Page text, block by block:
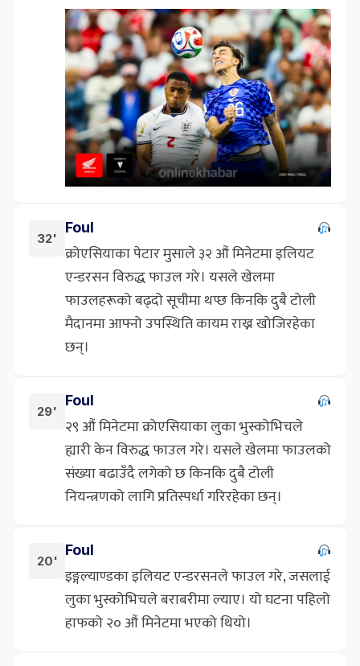
32'
Foul
क्रोएसियाका पेटार मुसाले ३२ औं मिनेटमा इलियट
एन्डरसन विरुद्ध फाउल गरे। यसले खेलमा
फाउलहरूको बढ्दो सूचीमा थप्छ किनकि दुबै टोली
मैदानमा आफ्नो उपस्थिति कायम राख्न खोजिरहेका
छन्।
29'
Foul
२९ औं मिनेटमा क्रोएसियाका लुका भुस्कोभिचले
ह्यारी केन विरुद्ध फाउल गरे। यसले खेलमा फाउलको
संख्या बढाउँदै लगेको छ किनकि दुबै टोली
नियन्त्रणको लागि प्रतिस्पर्धा गरिरहेका छन्।
20'
Foul
इङ्गल्याण्डका इलियट एन्डरसनले फाउल गरे, जसलाई
लुका भुस्कोभिचले बराबरीमा ल्याए। यो घटना पहिलो
हाफको २० औं मिनेटमा भएको थियो।